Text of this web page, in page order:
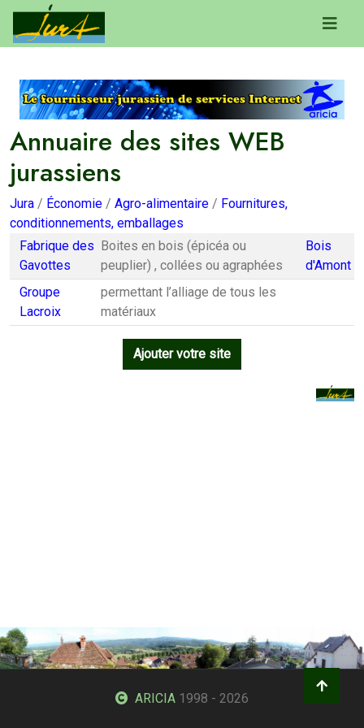
Annuaire des sites WEB
jurassiens
Jura / Économie / Agro-alimentaire / Fournitures,
conditionnements, emballages
Fabrique des
Gavottes
Boites en bois (épicéa ou
peuplier) , collées ou agraphées
Bois
d'Amont
Groupe
Lacroix
permettant l’alliage de tous les
matériaux
Ajouter votre site
ARICIA 1998 - 2026